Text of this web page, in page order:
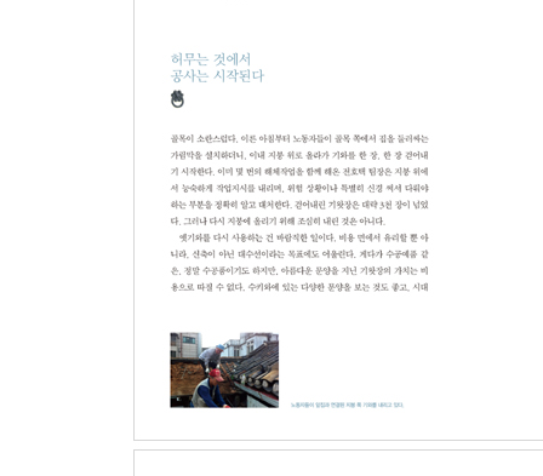
#한걸음 더 깊이|아름다운 우리 옛집, 최순우옛집
◎깎기_서울 시내 도시형한옥에만 있는 낯선 풍경
◎단열_추위를 막기 위해서라면 수단과 방법을 가
#한걸음 더 깊이|마을사람들과 더불어 사는 풍경
◎인테리어_내부 디자인, 수납부터 동선까지 일상
◎설비 시설 설치_가릴 곳은 가리고 보일 곳은 보